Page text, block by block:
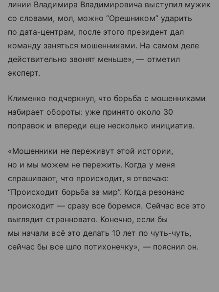
линии Владимира Владимировича выступил мужик
со словами, мол, можно “Орешником” ударить
по дата-центрам, после этого президент дал
команду заняться мошенниками. На самом деле
действительно звонят меньше», — отметил
эксперт.
Клименко подчеркнул, что борьба с мошенниками
набирает обороты: уже принято около 30
поправок и впереди еще несколько инициатив.
«Мошенники не переживут этой истории,
но и мы можем не пережить. Когда у меня
спрашивают, что происходит, я отвечаю:
“Происходит борьба за мир”. Когда резонанс
происходит — сразу все боремся. Сейчас все это
выглядит странновато. Конечно, если бы
мы начали всё это делать 10 лет по чуть-чуть,
сейчас бы все шло потихонечку», — пояснил он.